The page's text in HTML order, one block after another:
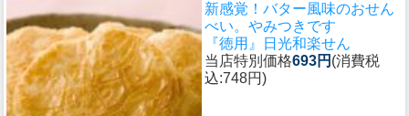
新感覚！バター風味のおせん
べい。やみつきです
『徳用』日光和楽せん
当店特別価格693円 (消費税
込:748円)